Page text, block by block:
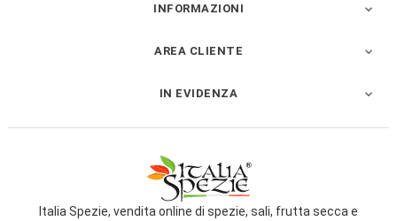
INFORMAZIONI 
AREA CLIENTE 
IN EVIDENZA 
Italia Spezie, vendita online di spezie, sali, frutta secca e